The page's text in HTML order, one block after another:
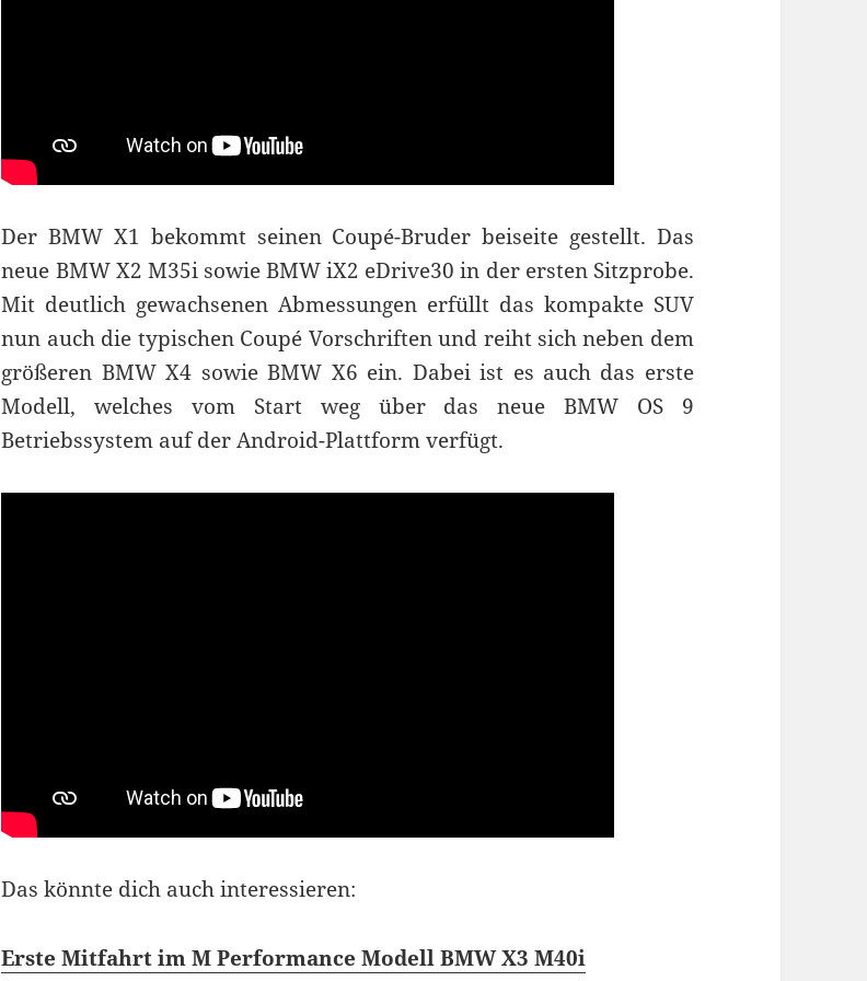
Der BMW X1 bekommt seinen Coupé-Bruder beiseite gestellt. Das
neue BMW X2 M35i sowie BMW iX2 eDrive30 in der ersten Sitzprobe.
Mit deutlich gewachsenen Abmessungen erfüllt das kompakte SUV
nun auch die typischen Coupé Vorschriften und reiht sich neben dem
größeren BMW X4 sowie BMW X6 ein. Dabei ist es auch das erste
Modell, welches vom Start weg über das neue BMW OS 9
Betriebssystem auf der Android-Plattform verfügt.
Das könnte dich auch interessieren:
Erste Mitfahrt im M Performance Modell BMW X3 M40i